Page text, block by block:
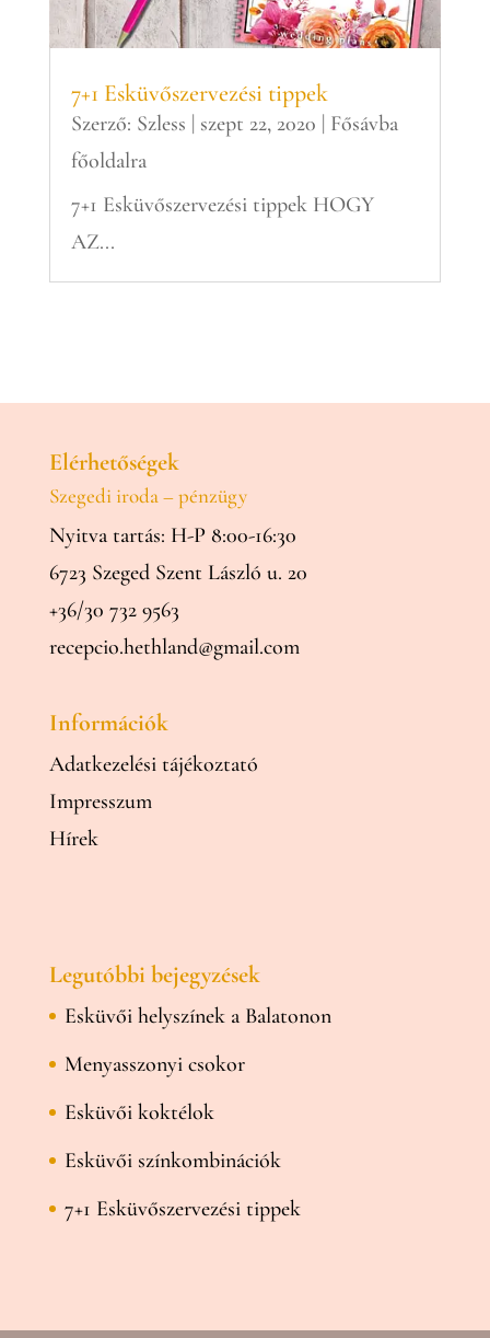
7+1 Esküvőszervezési tippek
Szerző: Szless | szept 22, 2020 | Fősávba
főoldalra
7+1 Esküvőszervezési tippek HOGY
AZ...
Elérhetőségek
Szegedi iroda – pénzügy
Nyitva tartás: H-P 8:00-16:30
6723 Szeged Szent László u. 20
+36/30 732 9563
recepcio.hethland@gmail.com
Információk
Adatkezelési tájékoztató
Impresszum
Hírek
Legutóbbi bejegyzések
Esküvői helyszínek a Balatonon
Menyasszonyi csokor
Esküvői koktélok
Esküvői színkombinációk
7+1 Esküvőszervezési tippek